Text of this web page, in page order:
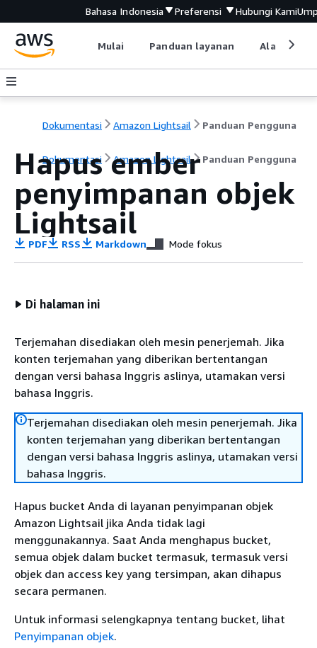
Bahasa Indonesia Preferensi Hubungi Kami
Mulai Panduan layanan Alat
Dokumentasi Amazon Lightsail Panduan Pengguna
Dokumentasi Amazon Lightsail Panduan Pengguna
Hapus ember
penyimpanan objek
Lightsail
PDF RSS Markdown Mode fokus
Di halaman ini
Terjemahan disediakan oleh mesin penerjemah. Jika
konten terjemahan yang diberikan bertentangan
dengan versi bahasa Inggris aslinya, utamakan versi
bahasa Inggris.
Terjemahan disediakan oleh mesin penerjemah. Jika
konten terjemahan yang diberikan bertentangan
dengan versi bahasa Inggris aslinya, utamakan versi
bahasa Inggris.
Hapus bucket Anda di layanan penyimpanan objek
Amazon Lightsail jika Anda tidak lagi
menggunakannya. Saat Anda menghapus bucket,
semua objek dalam bucket termasuk, termasuk versi
objek dan access key yang tersimpan, akan dihapus
secara permanen.
Untuk informasi selengkapnya tentang bucket, lihat
Penyimpanan objek.